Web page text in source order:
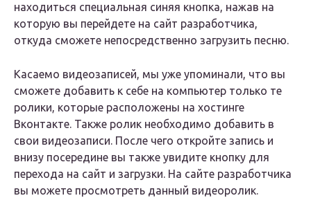
находиться специальная синяя кнопка, нажав на
которую вы перейдете на сайт разработчика,
откуда сможете непосредственно загрузить песню.
Касаемо видеозаписей, мы уже упоминали, что вы
сможете добавить к себе на компьютер только те
ролики, которые расположены на хостинге
Вконтакте. Также ролик необходимо добавить в
свои видеозаписи. После чего откройте запись и
внизу посередине вы также увидите кнопку для
перехода на сайт и загрузки. На сайте разработчика
вы можете просмотреть данный видеоролик.